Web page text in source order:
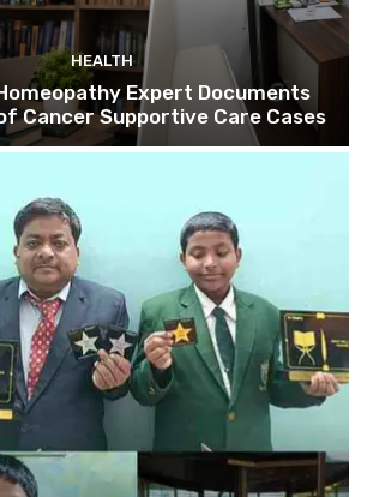
HEALTH
Expert Documents
Cancer Supportive Care Cases